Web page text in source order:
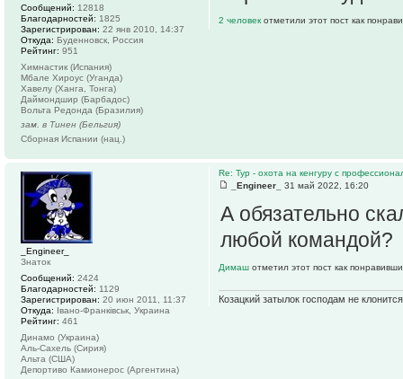
2 человек отметили этот пост как
Сообщений: 12818
Благодарностей: 1825
Зарегистрирован: 22 янв 2010, 14:37
Откуда: Буденновск, Россия
Рейтинг: 951
Химнастик (Испания)
Мбале Хироус (Уганда)
Хавелу (Ханга, Тонга)
Даймондшир (Барбадос)
Вольта Редонда (Бразилия)
зам. в Тинен (Бельгия)
Сборная Испании (нац.)
Re: Тур - охота на кенгуру с
_Engineer_
31 май 2022, 16:20
А обязательно
любой командой?
Димаш отметил этот пост как
Козацкий затылок господам не
_Engineer_
Знаток
Сообщений: 2424
Благодарностей: 1129
Зарегистрирован: 20 июн 2011, 11:37
Откуда: Івано-Франківськ, Украина
Рейтинг: 461
Динамо (Украина)
Аль-Сахель (Сирия)
Альта (США)
Депортиво Камионерос (Аргентина)